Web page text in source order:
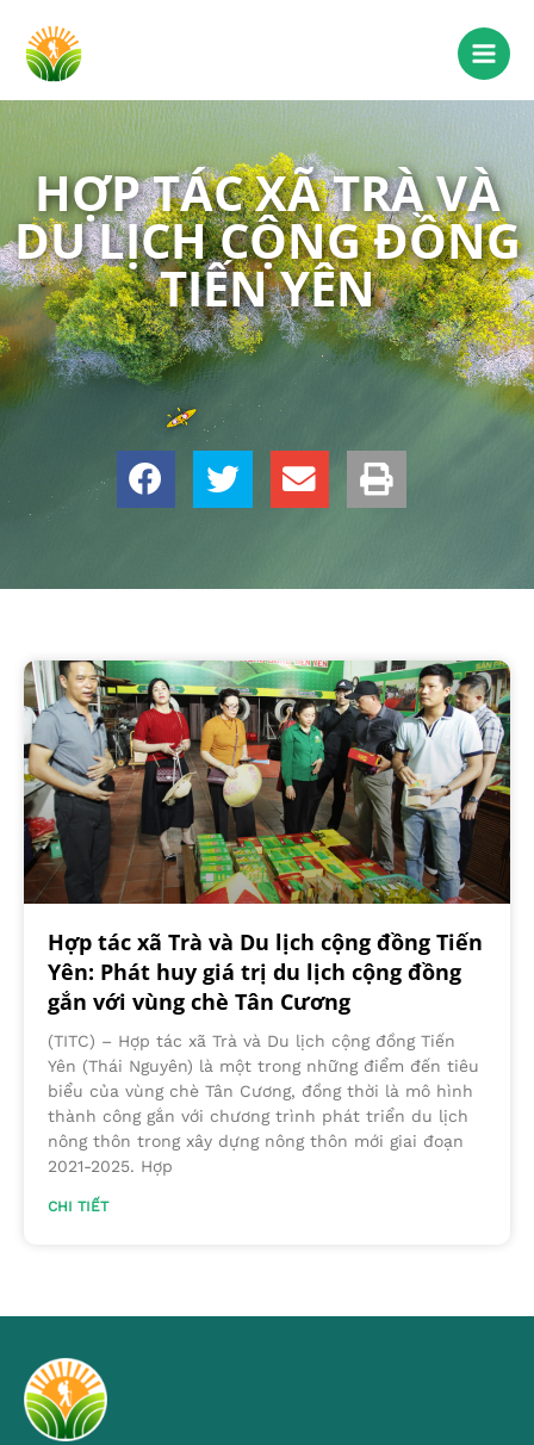
HỢP TÁC XÃ TRÀ VÀ
DU LỊCH CỘNG ĐỒNG
TIẾN YÊN
Hợp tác xã Trà và Du lịch cộng đồng Tiến
Yên: Phát huy giá trị du lịch cộng đồng
gắn với vùng chè Tân Cương
(TITC) – Hợp tác xã Trà và Du lịch cộng đồng Tiến
Yên (Thái Nguyên) là một trong những điểm đến tiêu
biểu của vùng chè Tân Cương, đồng thời là mô hình
thành công gắn với chương trình phát triển du lịch
nông thôn trong xây dựng nông thôn mới giai đoạn
2021-2025. Hợp
CHI TIẾT